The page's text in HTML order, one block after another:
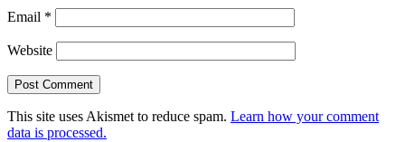
Email *
Website
This site uses Akismet to reduce spam. Learn how your comment
data is processed.